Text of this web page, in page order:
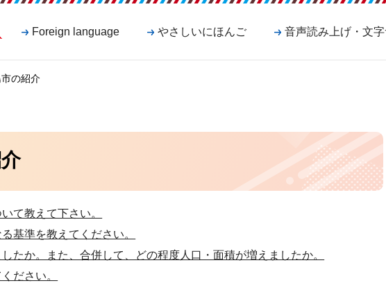
Foreign language やさしいにほんご 音声読み上げ・文
の紹介
て教えて下さい。
基準を教えてください。
たか。また、合併して、どの程度人口・面積が増えましたか。
ださい。